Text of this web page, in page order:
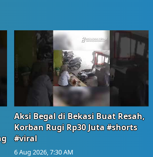
Aksi Begal di Bekasi Buat Resah,
Korban Rugi Rp30 Juta #shorts
#viral
6 Aug 2026, 7:30 AM